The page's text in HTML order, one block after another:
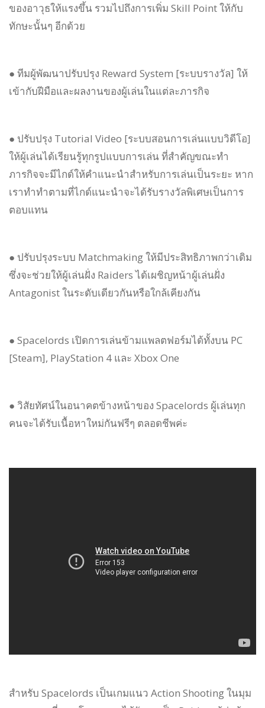
ของอาวุธให้แรงขึ้น รวมไปถึงการเพิ่ม Skill Point ให้กับ
ทักษะนั้นๆ อีกด้วย
● ทีมผู้พัฒนาปรับปรุง Reward System [ระบบรางวัล] ให้
เข้ากับฝีมือและผลงานของผู้เล่นในแต่ละภารกิจ
● ปรับปรุง Tutorial Video [ระบบสอนการเล่นแบบวิดีโอ]
ให้ผู้เล่นได้เรียนรู้ทุกรูปแบบการเล่น ที่สำคัญขณะทำ
ภารกิจจะมีไกด์ให้คำแนะนำสำหรับการเล่นเป็นระยะ หาก
เราทำทำตามที่ไกด์แนะนำจะได้รับรางวัลพิเศษเป็นการ
ตอบแทน
● ปรับปรุงระบบ Matchmaking ให้มีประสิทธิภาพกว่าเดิม
ซึ่งจะช่วยให้ผู้เล่นฝั่ง Raiders ได้เผชิญหน้าผู้เล่นฝั่ง
Antagonist ในระดับเดียวกันหรือใกล้เคียงกัน
● Spacelords เปิดการเล่นข้ามแพลตฟอร์มได้ทั้งบน PC
[Steam], PlayStation 4 และ Xbox One
● วิสัยทัศน์ในอนาคตข้างหน้าของ Spacelords ผู้เล่นทุก
คนจะได้รับเนื้อหาใหม่กันฟรีๆ ตลอดชีพค่ะ
สำหรับ Spacelords เป็นเกมแนว Action Shooting ในมุม